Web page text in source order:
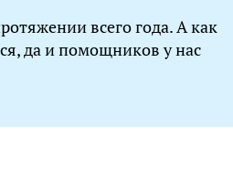
всего года. А как
да и помощников у нас